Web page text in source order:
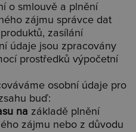
o smlouvě a plnění
zájmu správce dat
zasílání
údaje jsou zpracovány
prostředků výpočetní
osobní údaje pro
buď:
na základě plnění
zájmu nebo z důvodu